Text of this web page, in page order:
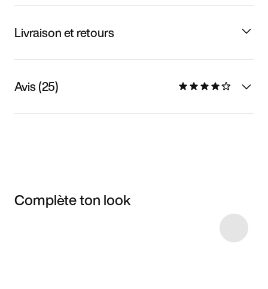
Livraison et retours
Avis (25)
Complète ton look